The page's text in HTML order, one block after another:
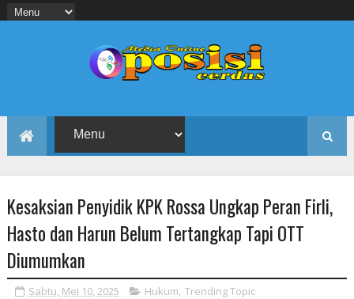
Kesaksian Penyidik KPK Rossa Ungkap Peran Firli,
Hasto dan Harun Belum Tertangkap Tapi OTT
Diumumkan
Sabtu, Mei 10, 2025 Hukum, Trending Topic